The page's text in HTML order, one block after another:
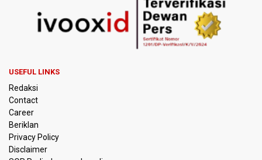
Febrie Adriansyah Dicecar Puluhan Pertanyaan Saat
Diperiksa di Kejagung Sebagai Tersangka
BGN Proses Pemberhentian Tidak Hormat 66 Kepala
Disiplin
SEA V Cup 2026: Timnas Voli Putri Indonesia Menang
Lawan Vietnam 3-2
Kebakaran Landa Gedung Bapenda DKI Jakarta
USEFUL LINKS
Redaksi
Contact
Career
Beriklan
Privacy Policy
Disclaimer